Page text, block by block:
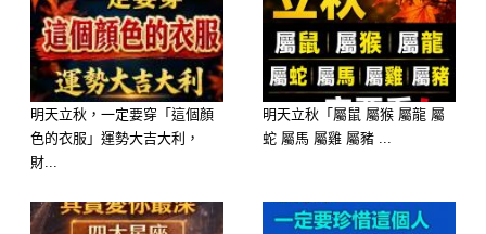
屬龍的朋友近期可說是好運連連。財星
高照，偏財運特別旺盛，容易出現額外
收入。
有些人可能收到積欠已久的款項，也有
勵。這幾天記得保持好心情，好運自然
明天立秋，一定要穿「這個顏
色的衣服」運勢大吉大利，
財...
明天立秋「屬鼠 屬猴 屬龍 屬
蛇 屬馬 屬雞 屬豬 ...